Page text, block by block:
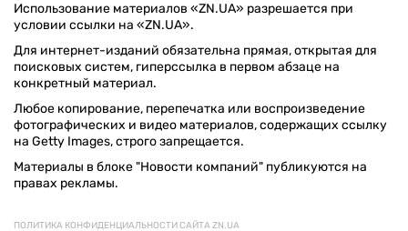
Использование материалов «ZN.UA» разрешается при
условии ссылки на «ZN.UA».
Для интернет-изданий обязательна прямая, открытая для
поисковых систем, гиперссылка в первом абзаце на
конкретный материал.
Любое копирование, перепечатка или воспроизведение
фотографических и видео материалов, содержащих ссылку
на Getty Images, строго запрещается.
Материалы в блоке "Новости компаний" публикуются на
правах рекламы.
ПОЛИТИКА КОНФИДЕНЦИАЛЬНОСТИ САЙТА ZN.UA